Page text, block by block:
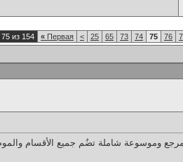
из 154 « Первая < 25 65 73 74 75 76
وموسوعة شاملة تضُم جميع الأقسام